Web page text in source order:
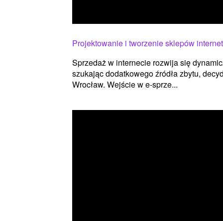
Projektowanie i tworzenie sklepów
Sprzedaż w internecie rozwija się
szukając dodatkowego źródła zbytu,
Wrocław. Wejście w e-sprze...